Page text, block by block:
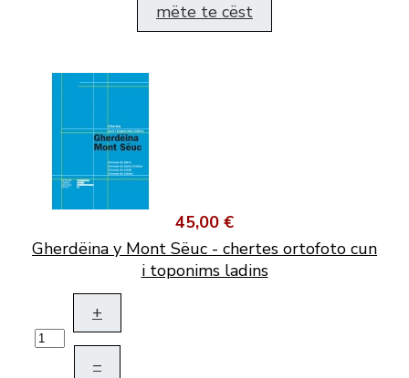
mëte te cëst
45,00 €
Gherdëina y Mont Sëuc - chertes ortofoto cun
i toponims ladins
+
–